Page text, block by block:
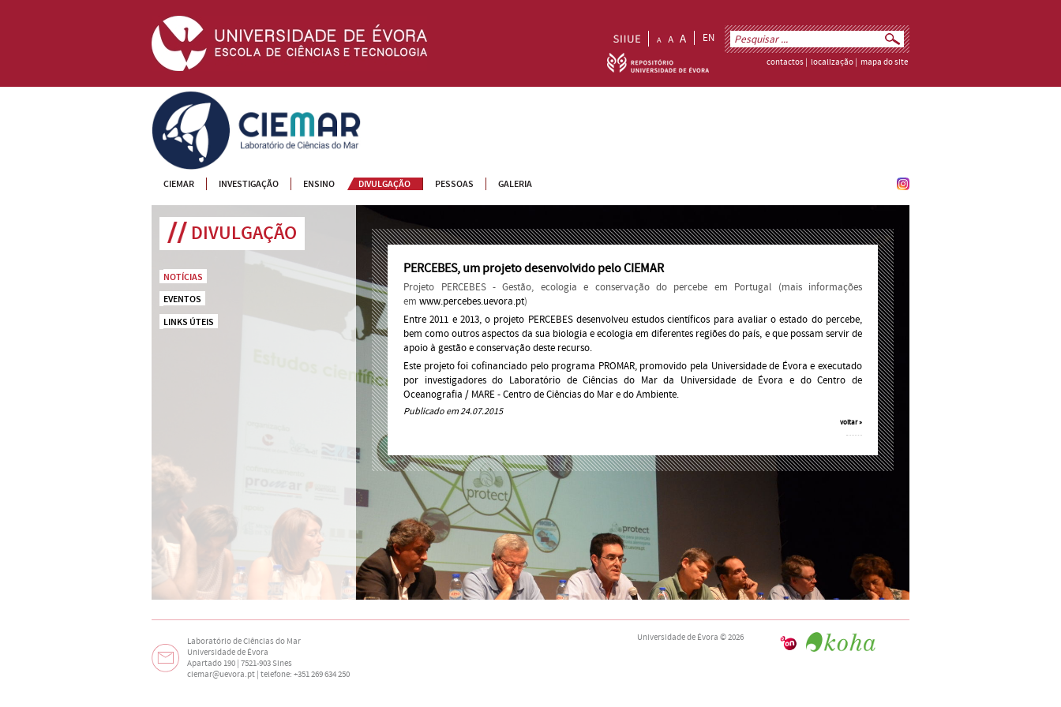
EN
contactos localização mapa do site
CIEMAR
CIEMAR INVESTIGAÇÃO ENSINO DIVULGAÇÃO PESSOAS GALERIA
DIVULGAÇÃO
NOTÍCIAS
EVENTOS
LINKS ÚTEIS
PERCEBES, um projeto desenvolvido pelo CIEMAR
Projeto PERCEBES - Gestão, ecologia e conservação do percebe em Portugal (mais informações
emwww.percebes.uevora.pt)
Entre 2011 e 2013, o projeto PERCEBES desenvolveu estudos científicos para avaliar o estado do percebe,
bem como outros aspectos da sua biologia e ecologia em diferentes regiões do país, e que possam servir de
apoio à gestão e conservação deste recurso.
Este projeto foi cofinanciado pelo programa PROMAR, promovido pela Universidade de Évora e executado
por investigadores do Laboratório de Ciências do Mar da Universidade de Évora e do Centro de
Oceanografia / MARE - Centro de Ciências do Mar e do Ambiente.
Publicado em 24.07.2015
voltar »
Laboratório de Ciências do Mar
Universidade de Évora
Apartado 190 | 7521-903 Sines
ciemar@uevora.pt | telefone: +351 269 634 250
Universidade de Évora © 2026